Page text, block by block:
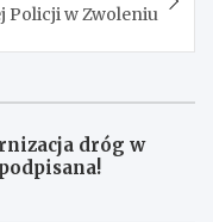
Policji w Zwoleniu
dróg w